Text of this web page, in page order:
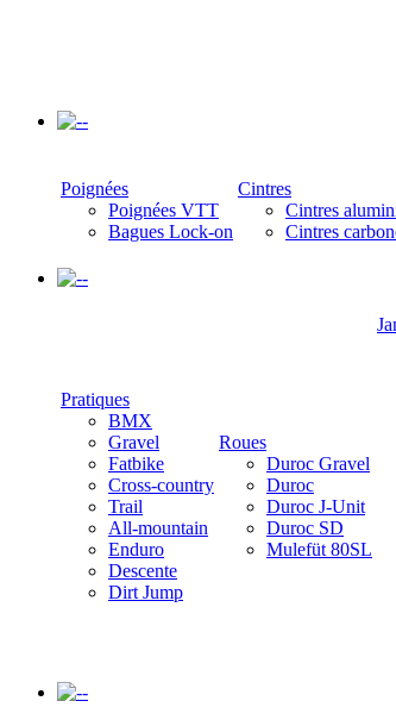
-
Poignées
Poignées VTT
Bagues Lock-on
Cintres
Cintres
Cintres
-
Pratiques
BMX
Gravel
Fatbike
Cross-country
Trail
All-mountain
Enduro
Descente
Dirt Jump
Roues
Duroc Gravel
Duroc
Duroc J-Unit
Duroc SD
Mulefüt 80SL
-